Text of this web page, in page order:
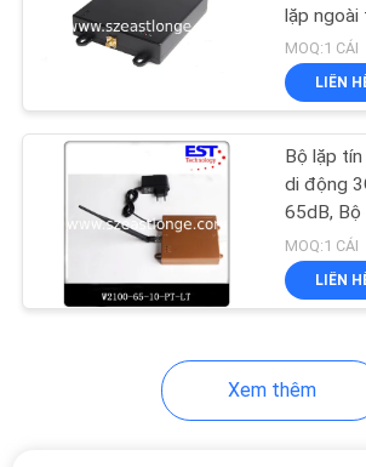
PRIVACY
POLICY
lặp
cao ≥
MOQ:1 CÁI
LIÊN
Bộ lặp
di động
65dB, Bộ
ten ngoài
MOQ:1 CÁI
LIÊN
Xem thêm